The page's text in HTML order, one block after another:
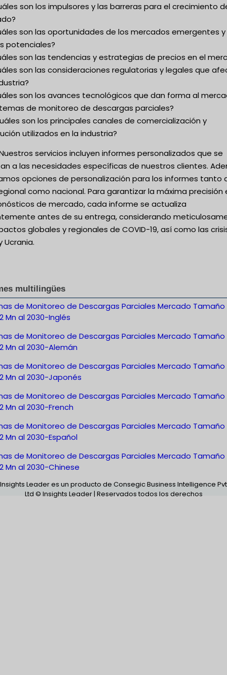
son los impulsores y las barreras para el crecimiento
son las oportunidades de los mercados emergentes y
potenciales?
son las tendencias y estrategias de precios en el
son las consideraciones regulatorias y legales que
son los avances tecnológicos que dan forma al
de monitoreo de descargas parciales?
son los principales canales de comercialización y
utilizados en la industria?
servicios incluyen informes personalizados que se
a las necesidades específicas de nuestros clientes.
opciones de personalización para los informes tanto
como nacional. Para garantizar la máxima precisión
de mercado, cada informe se actualiza
antes de su entrega, considerando
globales y regionales de COVID-19, así como las
Ucrania.
multilingües
de Monitoreo de Descargas Parciales Mercado Tamaño
Mn al 2030-Inglés
de Monitoreo de Descargas Parciales Mercado Tamaño
Mn al 2030-Alemán
de Monitoreo de Descargas Parciales Mercado Tamaño
Mn al 2030-Japonés
de Monitoreo de Descargas Parciales Mercado Tamaño
Mn al 2030-French
de Monitoreo de Descargas Parciales Mercado Tamaño
Mn al 2030-Español
de Monitoreo de Descargas Parciales Mercado Tamaño
Mn al 2030-Chinese
Insights Leader es un producto de Consegic Business Intelligence Pvt
Ltd © Insights Leader | Reservados todos los derechos